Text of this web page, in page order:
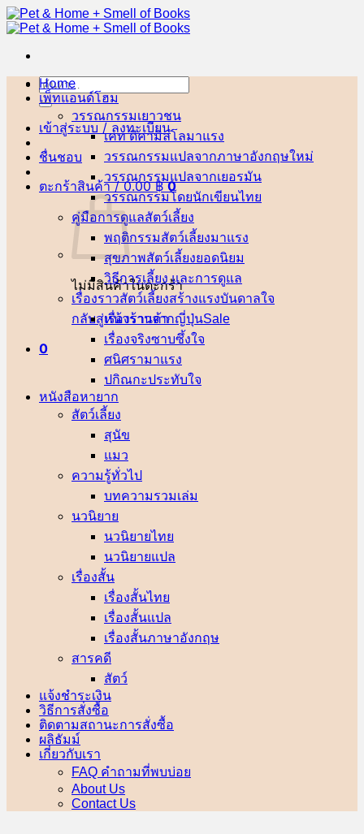
ข้าม
ไป
เนื้อหา
ค้นหา:
เข้าสู่ระบบ / ลงทะเบียน
ชื่นชอบ
ตะกร้าสินค้า /0.00฿ 0
ไม่มีสินค้าในตะกร้า
กลับสู่หน้าร้านค้า
0
Home
เพ็ทแอนด์โฮม
วรรณกรรมเยาวชน
เคท ดิคามิลโล
วรรณกรรมแปลจากภาษาอังกฤษ
วรรณกรรมแปลจากเยอรมัน
วรรณกรรมโดยนักเขียนไทย
คู่มือการดูแลสัตว์เลี้ยง
พฤติกรรมสัตว์เลี้ยง
สุขภาพสัตว์เลี้ยง
วิธีการเลี้ยง และการดูแล
เรื่องราวสัตว์เลี้ยงสร้างแรงบันดาลใจ
เรื่องราวจากญี่ปุ่น
เรื่องจริงซาบซึ้งใจ
ศนิศรา
ปกิณกะประทับใจ
หนังสือหายาก
สัตว์เลี้ยง
สุนัข
แมว
ความรู้ทั่วไป
บทความรวมเล่ม
นวนิยาย
นวนิยายไทย
นวนิยายแปล
เรื่องสั้น
เรื่องสั้นไทย
เรื่องสั้นแปล
เรื่องสั้นภาษาอังกฤษ
สารคดี
สัตว์
แจ้งชำระเงิน
วิธีการสั่งซื้อ
ติดตามสถานะการสั่งซื้อ
ผลิธัมม์
เกี่ยวกับเรา
FAQ คำถามที่พบบ่อย
About Us
Contact Us